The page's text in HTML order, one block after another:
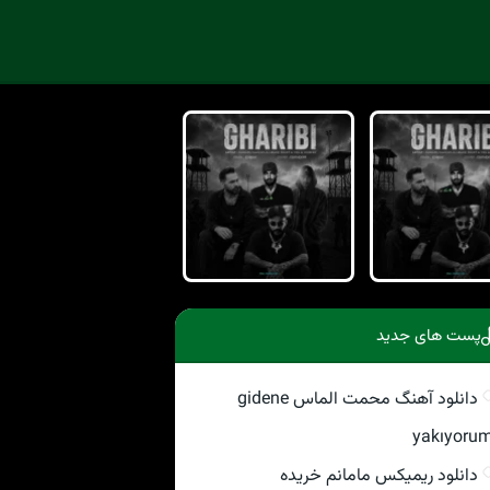
پست های جدید
دانلود آهنگ محمت الماس gidene
دانلود ریمیکس مامانم خریده